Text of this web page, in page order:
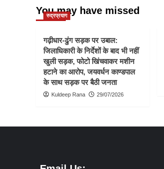
You may have missed
रुद्रप्रयाग
गढ़ीधार-ढुंग सड़क पर उबाल:
जिलाधिकारी के निर्देशों के बाद भी नहीं
खुली सड़क, फोटो खिंचवाकर मशीन
हटाने का आरोप, जयवर्धन काण्डपाल
के साथ सड़क पर बैठी जनता
Kuldeep Rana 29/07/2026